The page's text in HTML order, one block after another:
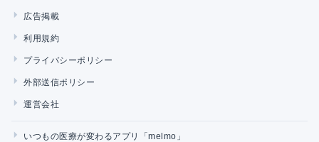
広告掲載
利用規約
プライバシーポリシー
外部送信ポリシー
運営会社
いつもの医療が変わるアプリ「melmo」